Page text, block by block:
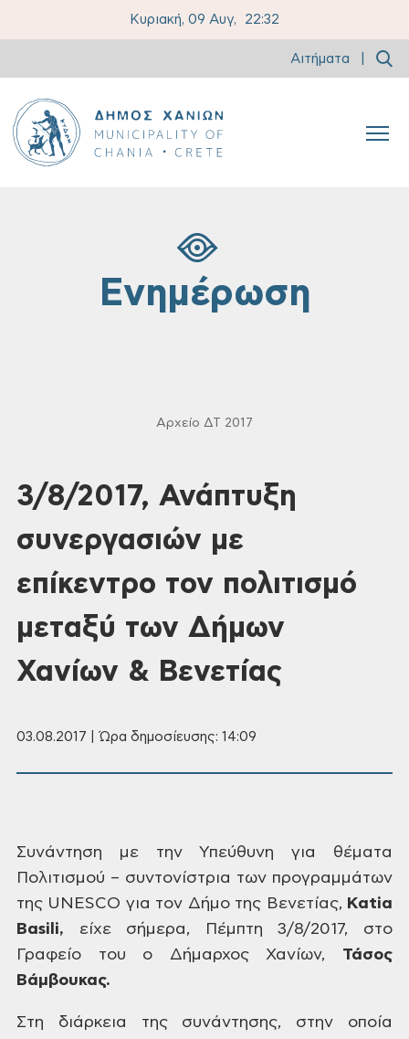
Κυριακή, 09 Αυγ, 22:32
Αιτήματα
Ενημέρωση
Αρχείο ΔΤ 2017
3/8/2017, Ανάπτυξη
συνεργασιών με
επίκεντρο τον πολιτισμό
μεταξύ των Δήμων
Χανίων & Βενετίας
03.08.2017 | Ώρα δημοσίευσης: 14:09
Συνάντηση με την Υπεύθυνη για θέματα
Πολιτισμού – συντονίστρια των προγραμμάτων
της UNESCO για τον Δήμοτης Βενετίας, Katia
Basili, είχε σήμερα, Πέμπτη 3/8/2017, στο
Γραφείο του ο Δήμαρχος Χανίων, Τάσος
Βάμβουκας.
Στη διάρκεια της συνάντησης, στην οποία